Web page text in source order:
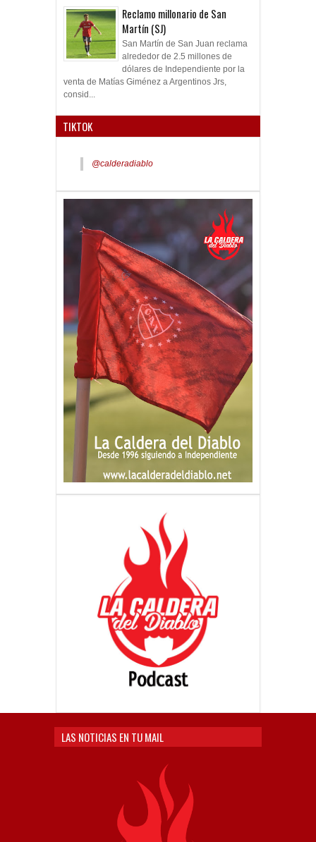
Reclamo millonario de San
Martín (SJ)
San Martín de San Juan reclama
alrededor de 2.5 millones de
dólares de Independiente por la
venta de Matías Giménez a Argentinos Jrs,
consid...
TIKTOK
@calderadiablo
LAS NOTICIAS EN TU MAIL